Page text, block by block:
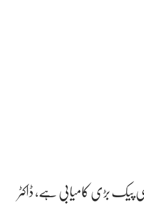
سی پیک بڑی کامیابی ہے، ڈاکٹر